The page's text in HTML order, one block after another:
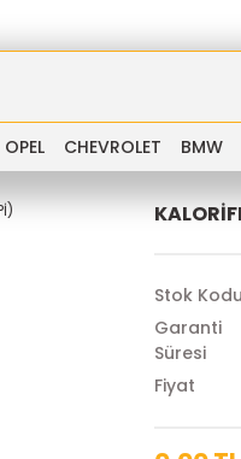
OPEL CHEVROLET BMW
Stok Kodu
Garanti
Süresi
Fiyat